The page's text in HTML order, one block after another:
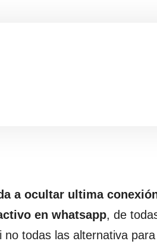
a ocultar ultima
en whatsapp, de
todas las alternativa